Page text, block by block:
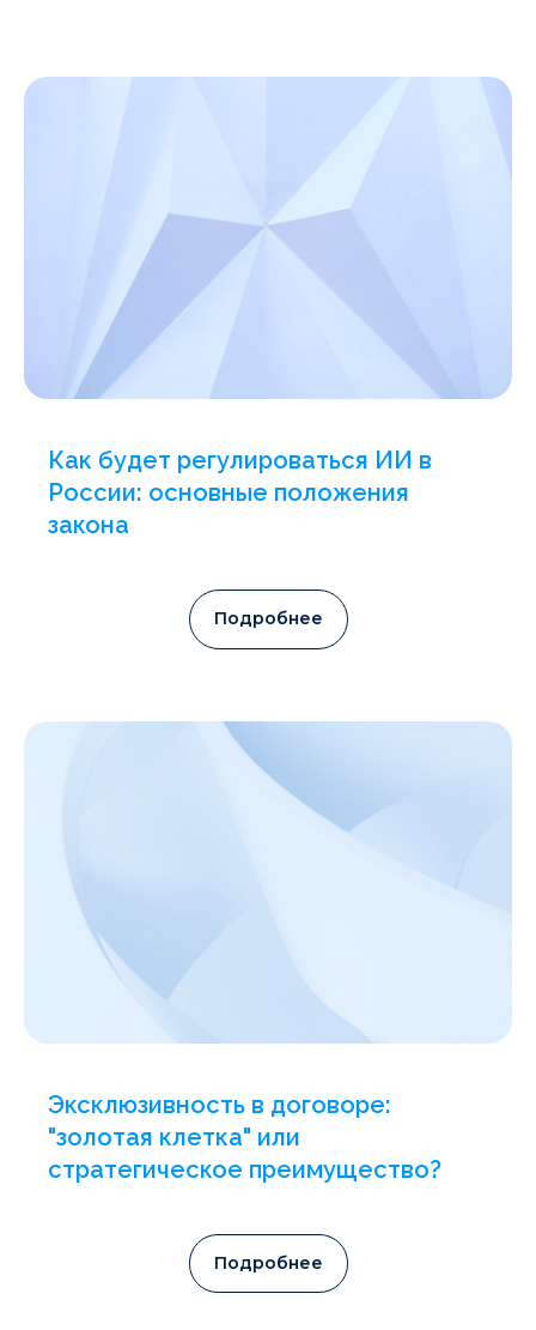
Как будет регулироваться ИИ в
России: основные положения
закона
Подробнее
Эксклюзивность в договоре:
"золотая клетка" или
стратегическое преимущество?
Подробнее